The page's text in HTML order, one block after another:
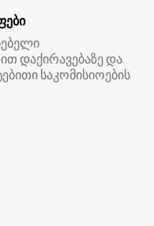
დაქირავებაზე და
საკომისიოების